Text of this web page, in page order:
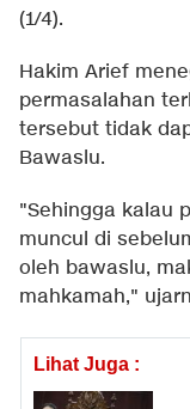
(1/4).
Hakim Arief
permasalahan
tersebut tidak
Bawaslu.
"Sehingga kalau
muncul di
oleh bawaslu,
mahkamah,"
Lihat Juga :